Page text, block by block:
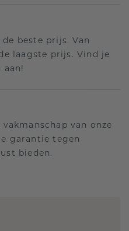
beste prijs. Van
laagste prijs. Vind je
aan!
van onze
garantie tegen
bieden.